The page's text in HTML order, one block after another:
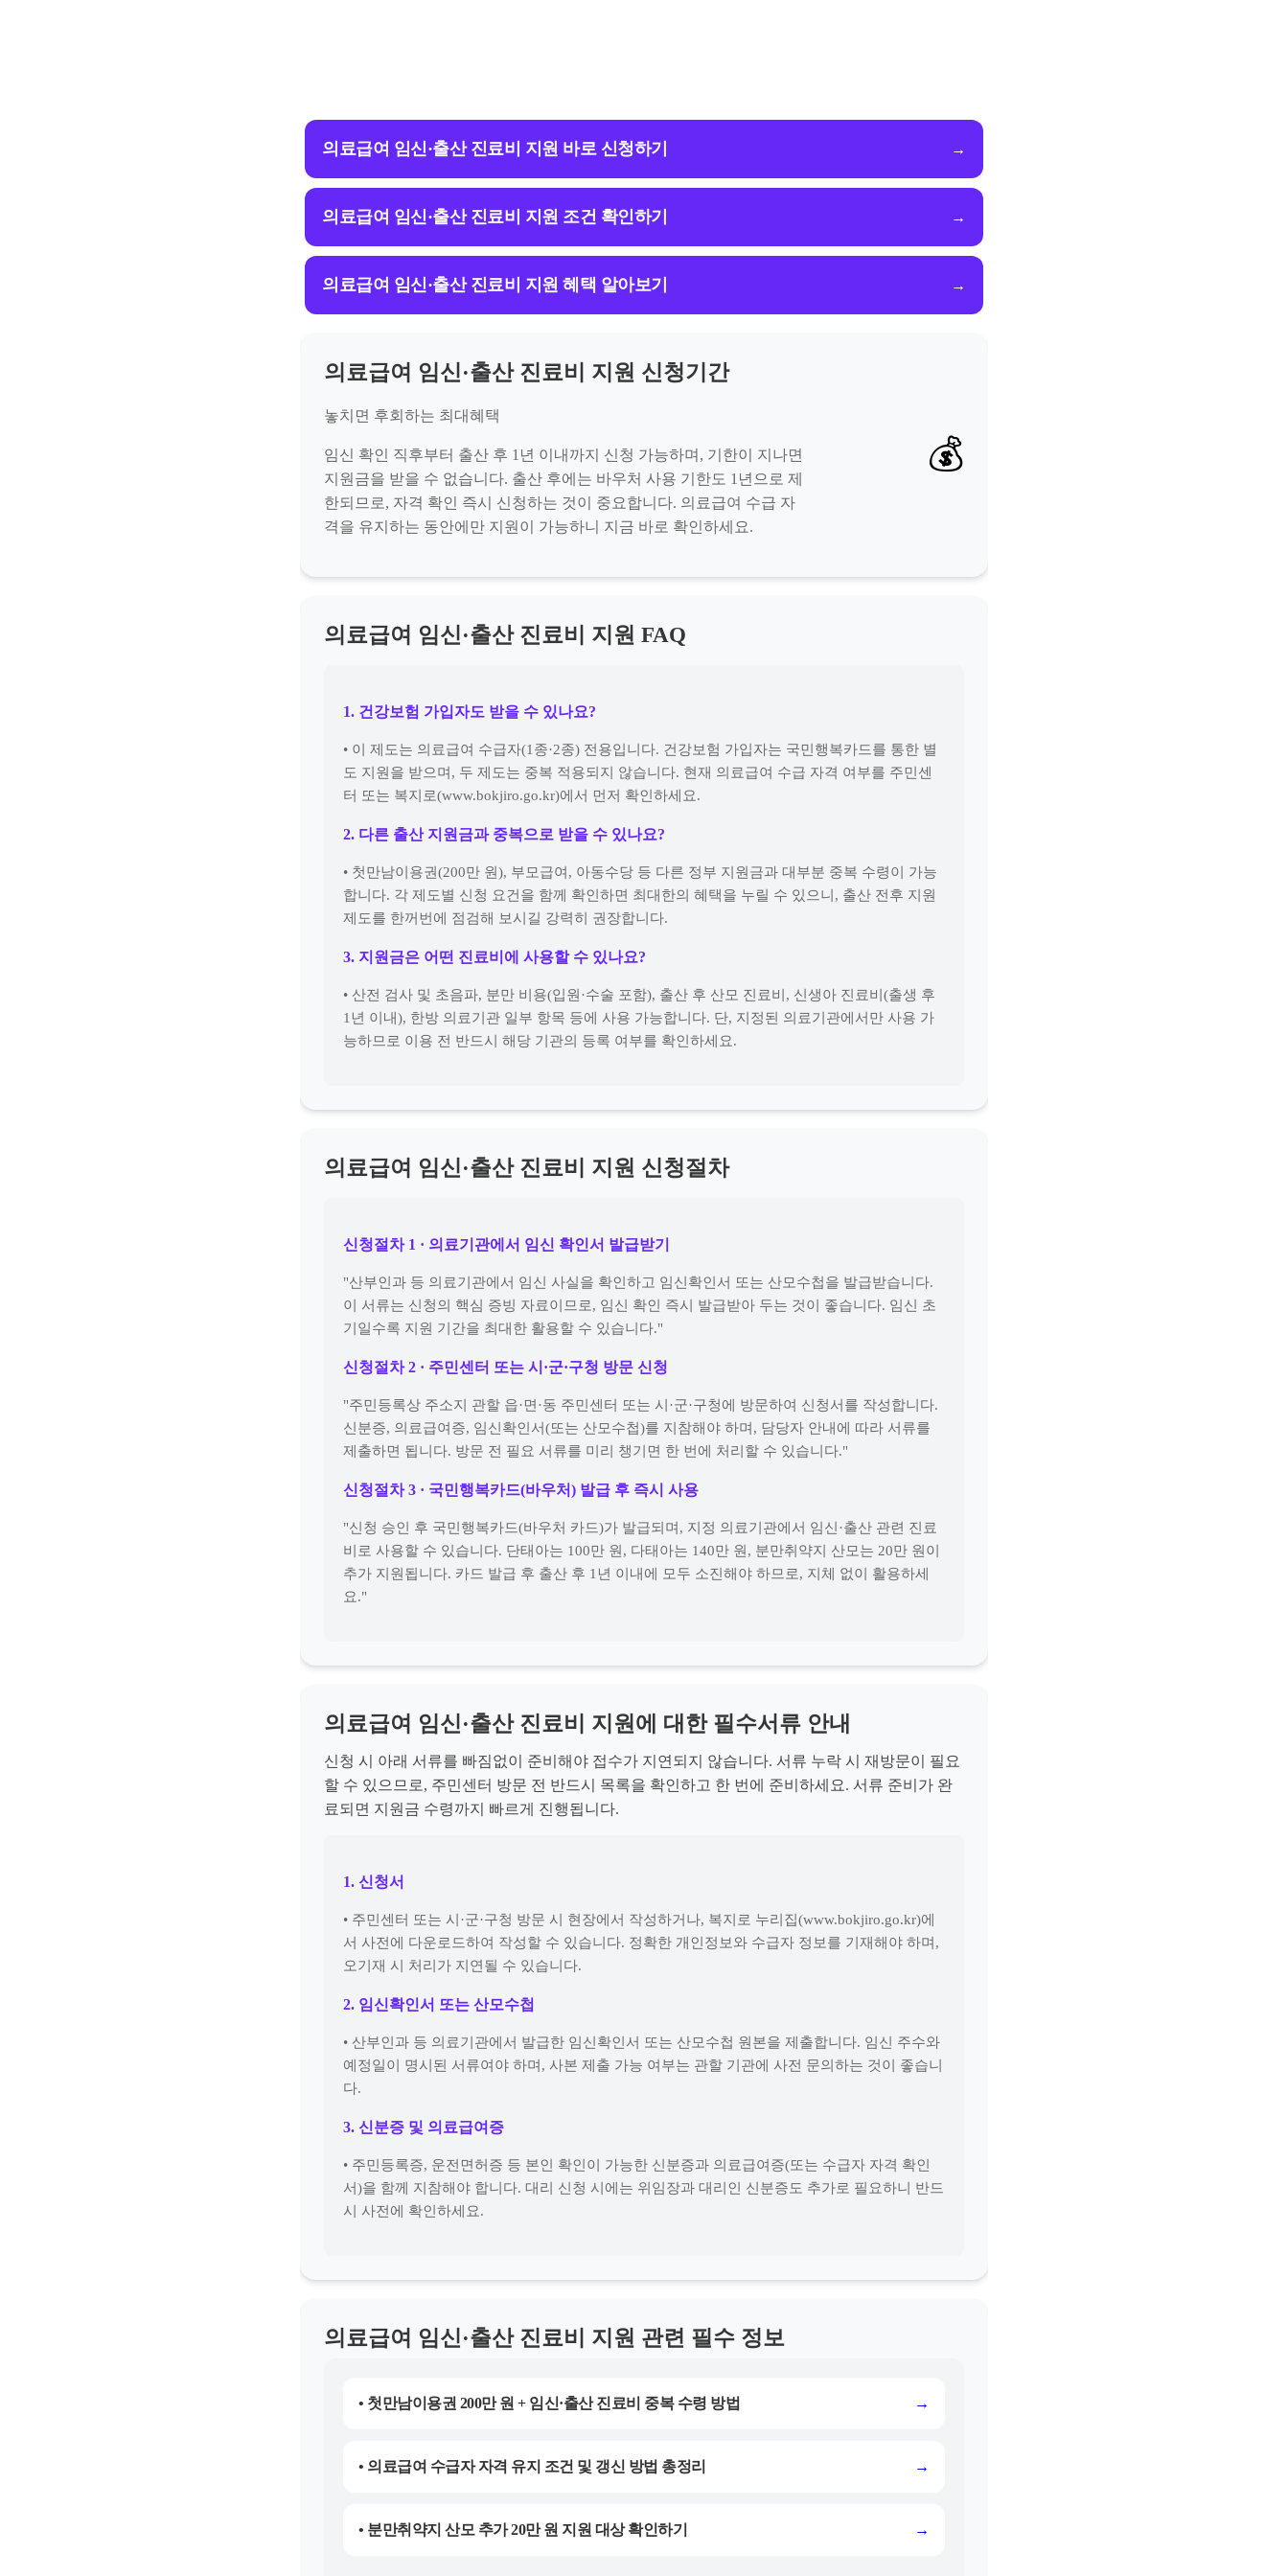
의료급여 임신·출산 진료비 지원 바로 신청하기 →
의료급여 임신·출산 진료비 지원 조건 확인하기 →
의료급여 임신·출산 진료비 지원 혜택 알아보기 →
의료급여 임신·출산 진료비 지원 신청기간
놓치면 후회하는 최대혜택
임신 확인 직후부터 출산 후 1년 이내까지 신청 가능하며, 기한이 지나면
지원금을 받을 수 없습니다. 출산 후에는 바우처 사용 기한도 1년으로 제
한되므로, 자격 확인 즉시 신청하는 것이 중요합니다. 의료급여 수급 자
격을 유지하는 동안에만 지원이 가능하니 지금 바로 확인하세요.
💰
의료급여 임신·출산 진료비 지원 FAQ
1. 건강보험 가입자도 받을 수 있나요?
• 이 제도는 의료급여 수급자(1종·2종) 전용입니다. 건강보험 가입자는 국민행복카드를 통한 별
도 지원을 받으며, 두 제도는 중복 적용되지 않습니다. 현재 의료급여 수급 자격 여부를 주민센
터 또는 복지로(www.bokjiro.go.kr)에서 먼저 확인하세요.
2. 다른 출산 지원금과 중복으로 받을 수 있나요?
• 첫만남이용권(200만 원), 부모급여, 아동수당 등 다른 정부 지원금과 대부분 중복 수령이 가능
합니다. 각 제도별 신청 요건을 함께 확인하면 최대한의 혜택을 누릴 수 있으니, 출산 전후 지원
제도를 한꺼번에 점검해 보시길 강력히 권장합니다.
3. 지원금은 어떤 진료비에 사용할 수 있나요?
• 산전 검사 및 초음파, 분만 비용(입원·수술 포함), 출산 후 산모 진료비, 신생아 진료비(출생 후
1년 이내), 한방 의료기관 일부 항목 등에 사용 가능합니다. 단, 지정된 의료기관에서만 사용 가
능하므로 이용 전 반드시 해당 기관의 등록 여부를 확인하세요.
의료급여 임신·출산 진료비 지원 신청절차
신청절차 1 · 의료기관에서 임신 확인서 발급받기
"산부인과 등 의료기관에서 임신 사실을 확인하고 임신확인서 또는 산모수첩을 발급받습니다.
이 서류는 신청의 핵심 증빙 자료이므로, 임신 확인 즉시 발급받아 두는 것이 좋습니다. 임신 초
기일수록 지원 기간을 최대한 활용할 수 있습니다."
신청절차 2 · 주민센터 또는 시·군·구청 방문 신청
"주민등록상 주소지 관할 읍·면·동 주민센터 또는 시·군·구청에 방문하여 신청서를 작성합니다.
신분증, 의료급여증, 임신확인서(또는 산모수첩)를 지참해야 하며, 담당자 안내에 따라 서류를
제출하면 됩니다. 방문 전 필요 서류를 미리 챙기면 한 번에 처리할 수 있습니다."
신청절차 3 · 국민행복카드(바우처) 발급 후 즉시 사용
"신청 승인 후 국민행복카드(바우처 카드)가 발급되며, 지정 의료기관에서 임신·출산 관련 진료
비로 사용할 수 있습니다. 단태아는 100만 원, 다태아는 140만 원, 분만취약지 산모는 20만 원이
추가 지원됩니다. 카드 발급 후 출산 후 1년 이내에 모두 소진해야 하므로, 지체 없이 활용하세
요."
의료급여 임신·출산 진료비 지원에 대한 필수서류 안내
신청 시 아래 서류를 빠짐없이 준비해야 접수가 지연되지 않습니다. 서류 누락 시 재방문이 필요
할 수 있으므로, 주민센터 방문 전 반드시 목록을 확인하고 한 번에 준비하세요. 서류 준비가 완
료되면 지원금 수령까지 빠르게 진행됩니다.
1. 신청서
• 주민센터 또는 시·군·구청 방문 시 현장에서 작성하거나, 복지로 누리집(www.bokjiro.go.kr)에
서 사전에 다운로드하여 작성할 수 있습니다. 정확한 개인정보와 수급자 정보를 기재해야 하며,
오기재 시 처리가 지연될 수 있습니다.
2. 임신확인서 또는 산모수첩
• 산부인과 등 의료기관에서 발급한 임신확인서 또는 산모수첩 원본을 제출합니다. 임신 주수와
예정일이 명시된 서류여야 하며, 사본 제출 가능 여부는 관할 기관에 사전 문의하는 것이 좋습니
다.
3. 신분증 및 의료급여증
• 주민등록증, 운전면허증 등 본인 확인이 가능한 신분증과 의료급여증(또는 수급자 자격 확인
서)을 함께 지참해야 합니다. 대리 신청 시에는 위임장과 대리인 신분증도 추가로 필요하니 반드
시 사전에 확인하세요.
의료급여 임신·출산 진료비 지원 관련 필수 정보
• 첫만남이용권 200만 원 + 임신·출산 진료비 중복 수령 방법 →
• 의료급여 수급자 자격 유지 조건 및 갱신 방법 총정리 →
• 분만취약지 산모 추가 20만 원 지원 대상 확인하기 →